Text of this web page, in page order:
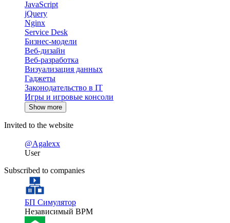
JavaScript
jQuery
Nginx
Service Desk
Бизнес-модели
Веб-дизайн
Веб-разработка
Визуализация данных
Гаджеты
Законодательство в IT
Игры и игровые консоли
Show more
Invited to the website
@Agalexx
User
Subscribed to companies
БП Симулятор
Независимый BPM